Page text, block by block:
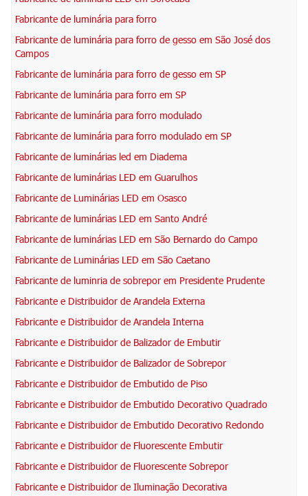
Fabricante de luminária para forro
Fabricante de luminária para forro de gesso em São José dos
Campos
Fabricante de luminária para forro de gesso em SP
Fabricante de luminária para forro em SP
Fabricante de luminária para forro modulado
Fabricante de luminária para forro modulado em SP
Fabricante de luminárias led em Diadema
Fabricante de luminárias LED em Guarulhos
Fabricante de Luminárias LED em Osasco
Fabricante de luminárias LED em Santo André
Fabricante de luminárias LED em São Bernardo do Campo
Fabricante de Luminárias LED em São Caetano
Fabricante de luminria de sobrepor em Presidente Prudente
Fabricante e Distribuidor de Arandela Externa
Fabricante e Distribuidor de Arandela Interna
Fabricante e Distribuidor de Balizador de Embutir
Fabricante e Distribuidor de Balizador de Sobrepor
Fabricante e Distribuidor de Embutido de Piso
Fabricante e Distribuidor de Embutido Decorativo Quadrado
Fabricante e Distribuidor de Embutido Decorativo Redondo
Fabricante e Distribuidor de Fluorescente Embutir
Fabricante e Distribuidor de Fluorescente Sobrepor
Fabricante e Distribuidor de Iluminação Decorativa